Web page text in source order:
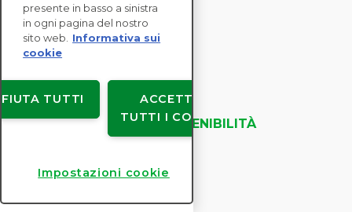
CONTATTACI
ENTERPRISE
VALUTAZIONI DELLA SOSTENIBILITÀ
presente in basso a sinistra
in ogni pagina del nostro
sito web.
Informativa sui
cookie
ACCETTA
TUTTI I COOKIE
TUTTI
Impostazioni cookie